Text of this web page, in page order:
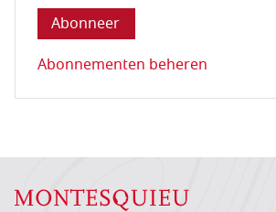
Abonnementen beheren